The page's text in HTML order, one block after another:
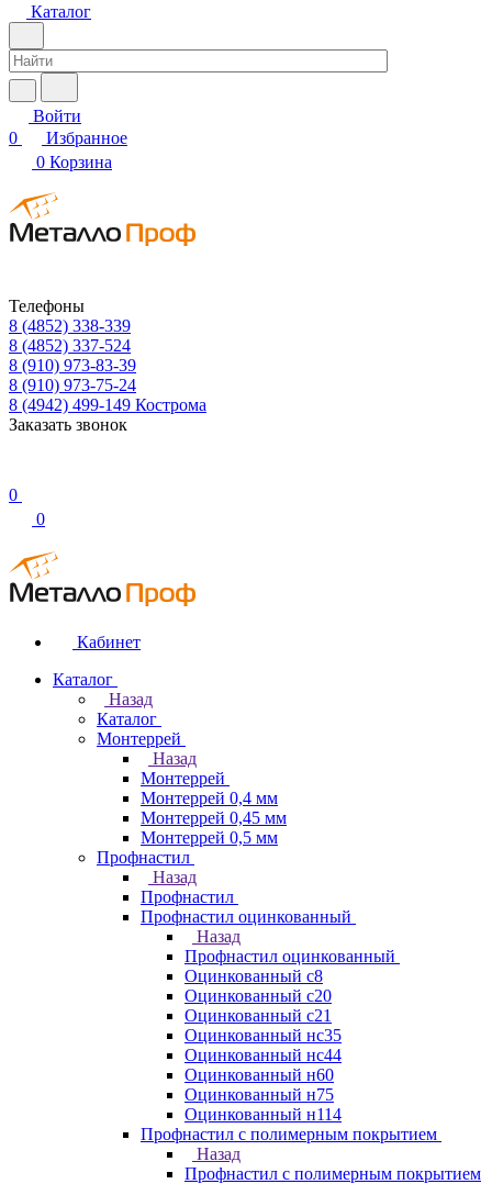
Каталог
Войти
0
Избранное
0 Корзина
Телефоны
8 (4852) 338-339
8 (4852) 337-524
8 (910) 973-83-39
8 (910) 973-75-24
8 (4942) 499-149 Кострома
Заказать звонок
0
0
Кабинет
Каталог
Назад
Каталог
Монтеррей
Назад
Монтеррей
Монтеррей 0,4 мм
Монтеррей 0,45 мм
Монтеррей 0,5 мм
Профнастил
Назад
Профнастил
Профнастил оцинкованный
Назад
Профнастил оцинкованный
Оцинкованный с8
Оцинкованный с20
Оцинкованный с21
Оцинкованный нс35
Оцинкованный нс44
Оцинкованный н60
Оцинкованный н75
Оцинкованный н114
Профнастил с полимерным покрытием
Назад
Профнастил с полимерным покрытием